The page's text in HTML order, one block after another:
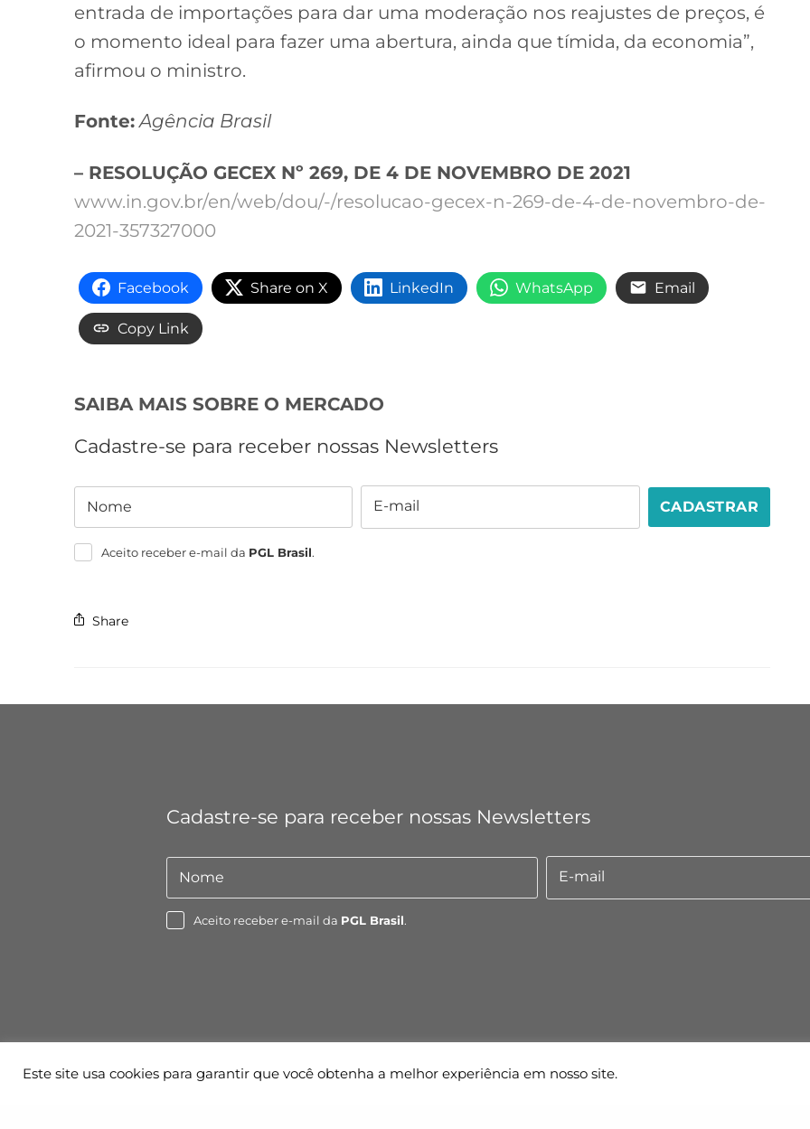
entrada de importações para dar uma moderação nos reajustes de preços, é
o momento ideal para fazer uma abertura, ainda que tímida, da economia”,
afirmou o ministro.
Fonte: Agência Brasil
– RESOLUÇÃO GECEX Nº 269, DE 4 DE NOVEMBRO DE 2021
www.in.gov.br/en/web/dou/-/resolucao-gecex-n-269-de-4-de-novembro-de-
2021-357327000
Facebook Share on X LinkedIn WhatsApp Email
Copy Link
SAIBA MAIS SOBRE O MERCADO
Cadastre-se para receber nossas Newsletters
Nome
Nome E-mail CADASTRAR
Aceito receber e-mail da PGL Brasil.
Share
Cadastre-se para receber nossas Newsletters
Nome
Nome
mail
E-mail
Aceito receber e-mail da PGL Brasil.
Este site usa cookies para garantir que você obtenha a melhor experiência em nosso site.